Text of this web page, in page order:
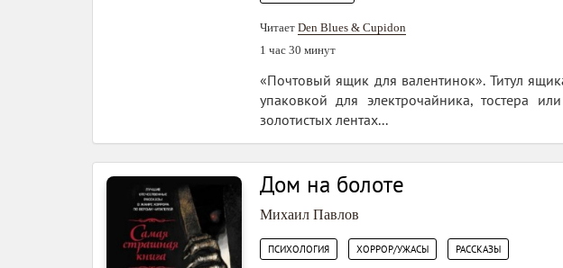
Читает Den Blues & Cupidon
1 час 30 минут
«Почтовый ящик для валентинок». Титул
упаковкой для электрочайника, тостера
золотистых лентах...
Дом на болоте
Михаил Павлов
ПСИХОЛОГИЯ ХОРРОР/УЖАСЫ РАССКАЗЫ